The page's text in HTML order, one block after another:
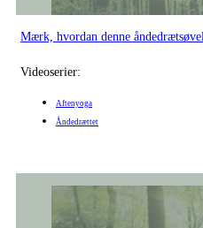
Mærk, hvordan denne
Videoserier:
Aftenyoga
Åndedrættet